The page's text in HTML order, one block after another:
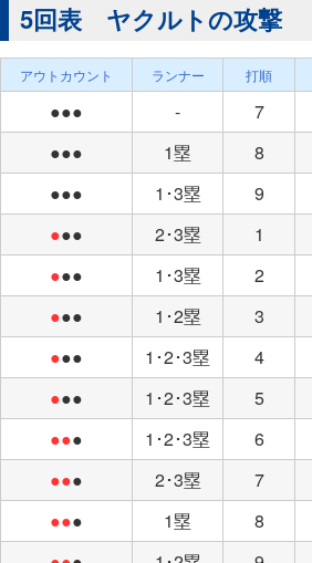
5回表 ヤクルトの攻撃
アウトカウント ランナー 打順
●●● - 7
●●●
1塁 8
●●●
1･3塁 9
●●● 2･3塁 1
●●● 1･3塁 2
●●● 1･2塁 3
●●● 1･2･3塁 4
●●● 1･2･3塁 5
●●● 1･2･3塁 6
●●● 2･3塁 7
●●● 1塁 8